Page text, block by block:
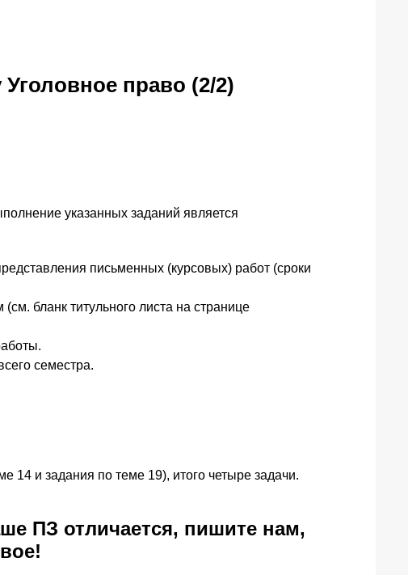
право (2/2)
указанных заданий является
письменных (курсовых) работ (сроки
бланк титульного листа на странице
семестра.
14 и задания по теме 19), итого четыре задачи.
ПЗ отличается, пишите нам,